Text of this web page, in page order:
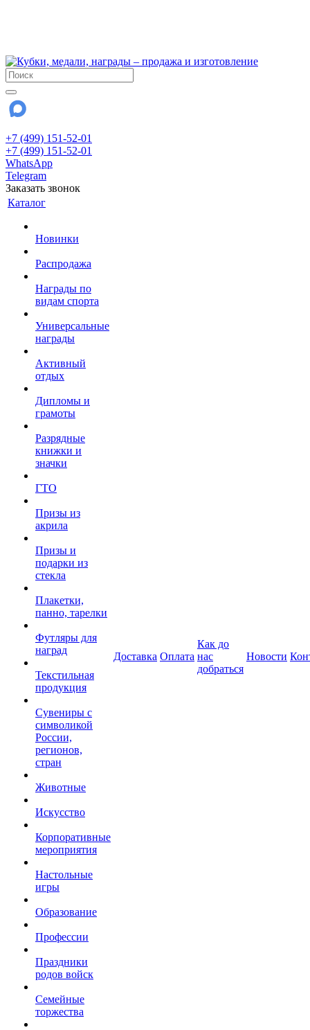
+7 (499) 151-52-01
+7 (499) 151-52-01
WhatsApp
Telegram
Заказать звонок
Каталог
Новинки
Распродажа
Награды по
видам спорта
Универсальные
награды
Активный
отдых
Дипломы и
грамоты
Разрядные
книжки и
значки
ГТО
Призы из
акрила
Призы и
подарки из
стекла
Плакетки,
панно, тарелки
Футляры для
наград
Текстильная
продукция
Сувениры с
символикой
России,
регионов,
стран
Животные
Искусство
Корпоративные
мероприятия
Настольные
игры
Образование
Профессии
Праздники
родов войск
Семейные
торжества
Доставка Оплата
Как до
нас
добраться
Новости